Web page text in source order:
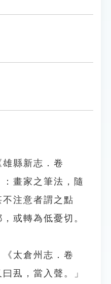
縣新志．卷
畫家之筆法，隨
注意者謂之點
或轉為低憂切。
太倉州志．卷
厾，當入聲。」